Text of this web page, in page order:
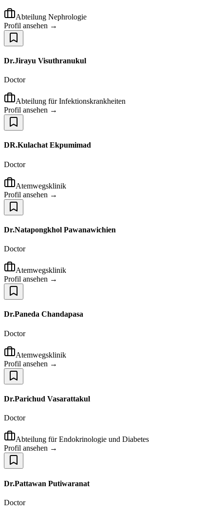
Abteilung Nephrologie
Profil ansehen →
Dr.Jirayu Visuthranukul
Doctor
Abteilung für Infektionskrankheiten
Profil ansehen →
DR.Kulachat Ekpumimad
Doctor
Atemwegsklinik
Profil ansehen →
Dr.Natapongkhol Pawanawichien
Doctor
Atemwegsklinik
Profil ansehen →
Dr.Paneda Chandapasa
Doctor
Atemwegsklinik
Profil ansehen →
Dr.Parichud Vasarattakul
Doctor
Abteilung für Endokrinologie und Diabetes
Profil ansehen →
Dr.Pattawan Putiwaranat
Doctor